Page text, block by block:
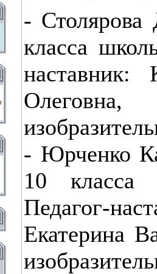
- Столярова
класса
наставник:
- Юрченко
10
Педагог-
Екатерина